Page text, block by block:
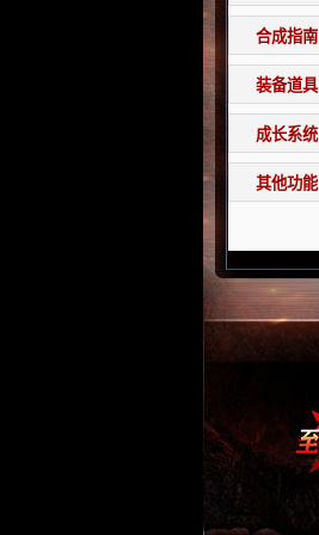
合成指南
装备道具
成长系统
其他功能